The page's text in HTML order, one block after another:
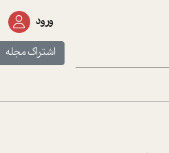
ورود
اشتراک مجله